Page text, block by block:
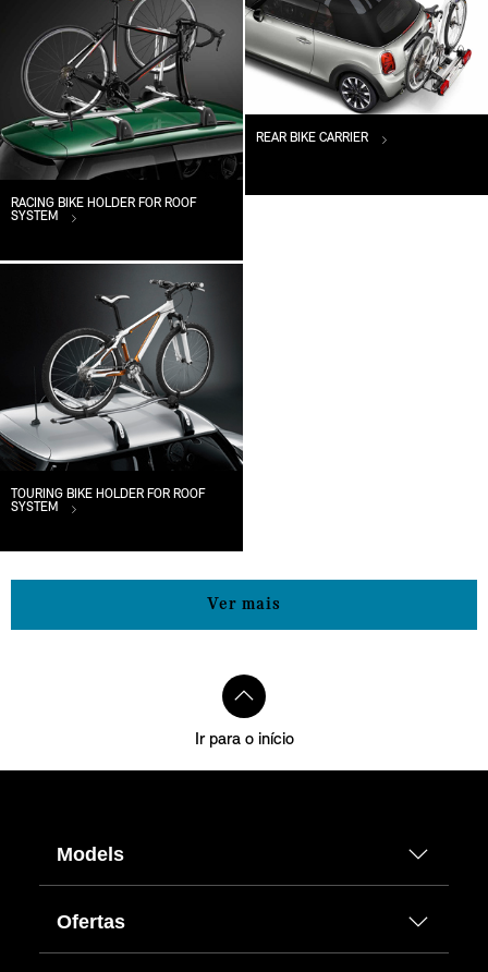
RACING BIKE HOLDER FOR ROOF
SYSTEM
REAR BIKE CARRIER
TOURING BIKE HOLDER FOR ROOF
SYSTEM
Ver mais
Ir para o início
Models
Ofertas